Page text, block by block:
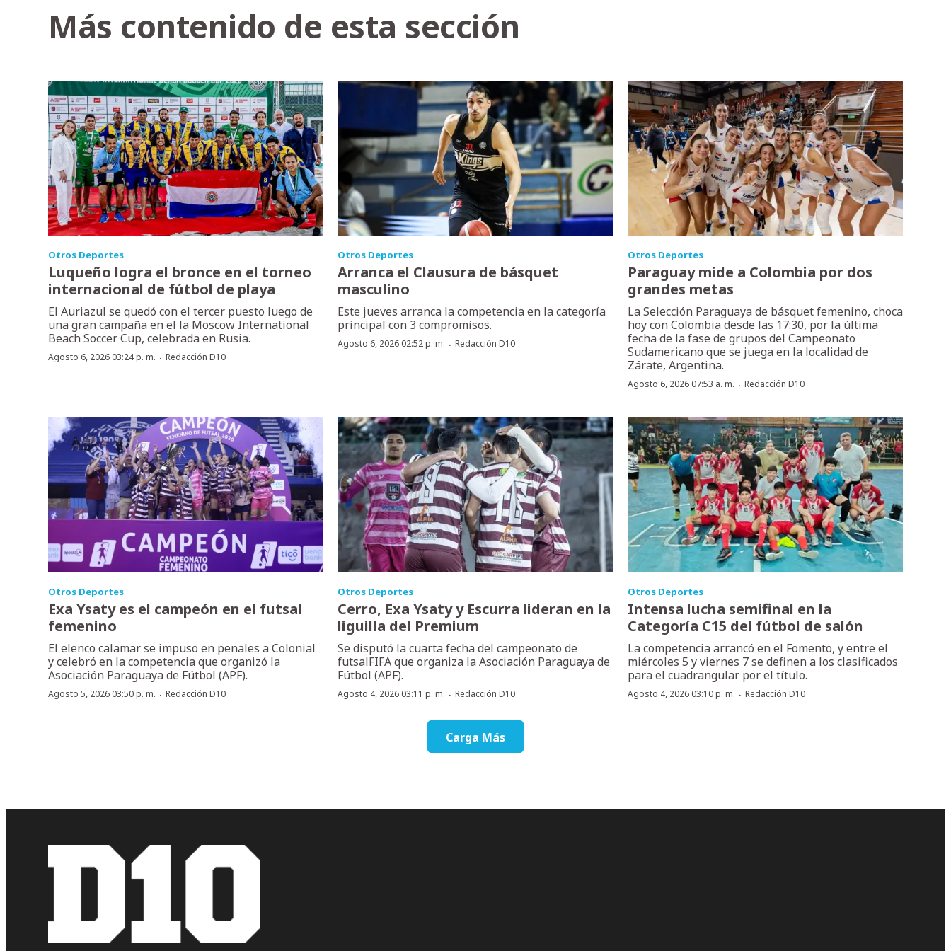
Más contenido de esta sección
Otros Deportes
Luqueño logra el bronce en el torneo
internacional de fútbol de playa
El Auriazul se quedó con el tercer puesto luego de
una gran campaña en el la Moscow International
Beach Soccer Cup, celebrada en Rusia.
Agosto 6, 2026 03:24 p. m. · Redacción D10
Otros Deportes
Arranca el Clausura de básquet
masculino
Este jueves arranca la competencia en la categoría
principal con 3 compromisos.
Agosto 6, 2026 02:52 p. m. ·Redacción D10
Otros Deportes
Paraguay mide a Colombia por dos
grandes metas
La Selección Paraguaya de básquet femenino, choca
hoy con Colombia desde las 17:30, por la última
fecha de la fase de grupos del Campeonato
Sudamericano que se juega en la localidad de
Zárate, Argentina.
Agosto 6, 2026 07:53 a. m. · Redacción D10
Otros Deportes
Exa Ysaty es el campeón en el futsal
femenino
El elenco calamar se impuso en penales a Colonial
y celebró en la competencia que organizó la
Asociación Paraguaya de Fútbol (APF).
Agosto 5, 2026 03:50 p. m. · Redacción D10
Otros Deportes
Cerro, Exa Ysaty y Escurra lideran en la
liguilla del Premium
Se disputó la cuarta fecha del campeonato de
futsalFIFA que organiza la Asociación Paraguaya de
Fútbol (APF).
Agosto 4, 2026 03:11 p. m. ·Redacción D10
Otros Deportes
Intensa lucha semifinal en la
Categoría C15 del fútbol de salón
La competencia arrancó en el Fomento, y entre el
miércoles 5 y viernes 7 se definen a los clasificados
para el cuadrangular por el título.
Agosto 4, 2026 03:10 p. m. · Redacción D10
Carga Más